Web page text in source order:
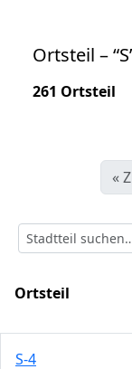
Ortsteil –
261 Ortsteil
«
Ortsteil
S-4